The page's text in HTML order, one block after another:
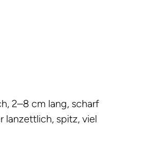
2–8 cm lang, scharf
lanzettlich, spitz, viel